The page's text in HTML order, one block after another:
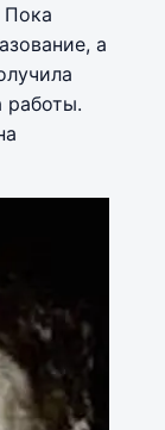
Пока
а
работы.